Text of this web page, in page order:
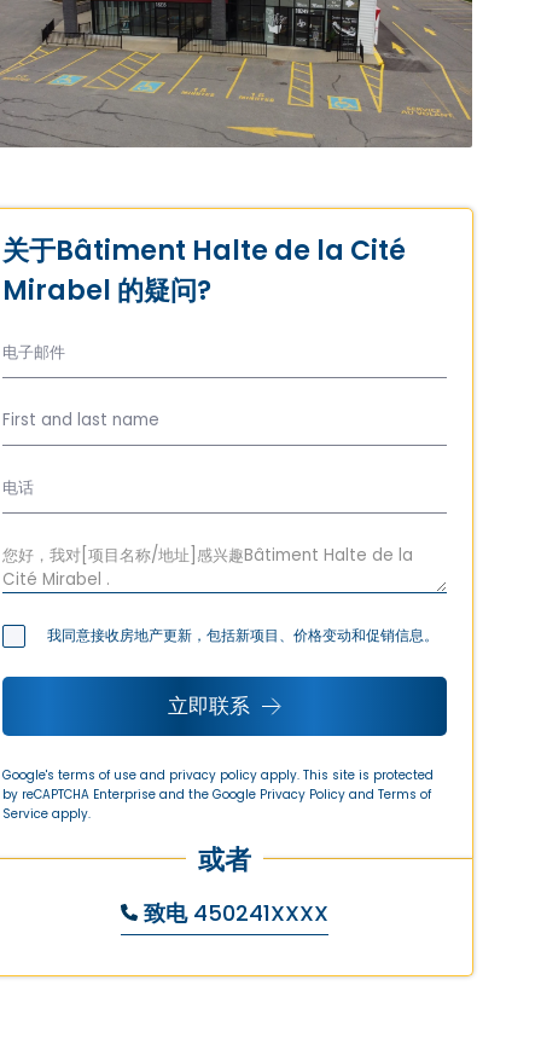
关于Bâtiment Halte de la Cité
Mirabel 的疑问?
我同意接收房地产更新，包括新项目、价格变动和促销信息。
立即联系
Google's terms of use and privacy policy apply. This site is protected
by reCAPTCHA Enterprise and the Google Privacy Policy and Terms of
Service apply.
或者
致电 450241XXXX